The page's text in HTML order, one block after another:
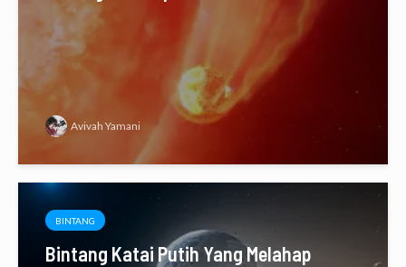
Avivah Yamani
BINTANG
Bintang Katai Putih Yang Melahap